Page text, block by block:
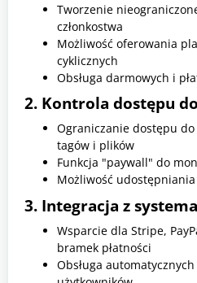
Tworzenie
członkostwa
Możliwość oferowania
cyklicznych
Obsługa darmowych i
2. Kontrola dostępu
Ograniczanie dostępu
tagów i plików
Funkcja "paywall" do
Możliwość
3. Integracja z
Wsparcie dla Stripe,
bramek płatności
Obsługa